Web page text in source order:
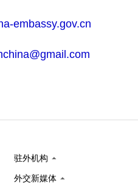
embassy.gov.cn
驻外机构
外交新媒体